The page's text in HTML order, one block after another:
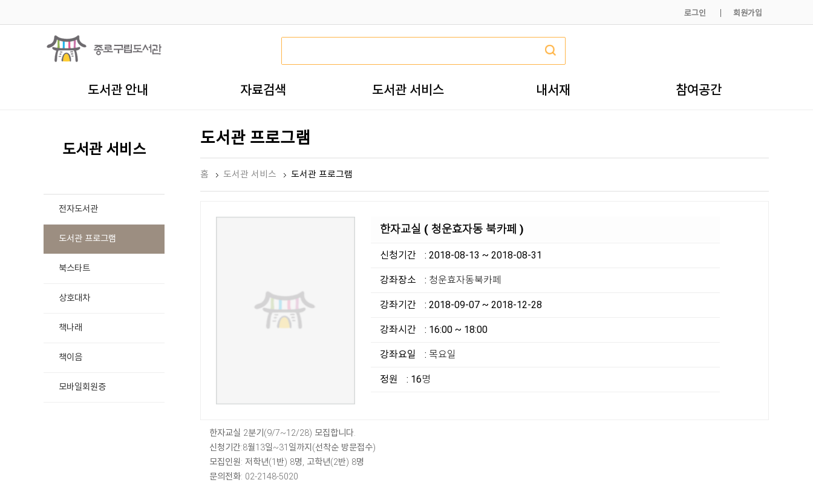
로그인 회원가입
도서관 안내 자료검색 도서관 서비스 내서재 참여공간
도서관 서비스
전자도서관
도서관 프로그램
북스타트
상호대차
책나래
책이음
모바일회원증
도서관 프로그램
홈 도서관 서비스 도서관 프로그램
한자교실 ( 청운효자동 북카페 )
신청기간 : 2018-08-13 ~ 2018-08-31
강좌장소 : 청운효자동북카페
강좌기간 : 2018-09-07 ~ 2018-12-28
강좌시간 : 16:00 ~ 18:00
강좌요일 : 목요일
정원 : 16명
한자교실 2분기(9/7~12/28) 모집합니다.
신청기간:8월13일~31일까지(선착순 방문접수)
모집인원: 저학년(1반) 8명, 고학년(2반) 8명
문의전화: 02-2148-5020